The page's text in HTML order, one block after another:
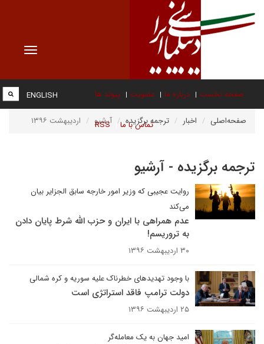
Toggle
صفحه نخست درباره ما عضویت پیوند ها
تماس با ما RSS
ENGLISH
صفحه‌اصلی اخبار ترجمه برگزیده آرشیو اردیبهشت ۱۳۹۶
ترجمه برگزیده - آرشیو
روایت عجیبی که وزیر امور خارجه سابق الجزایر بیان
می‌کند
عدم همراهی با ایران و حزب الله شرط پایان دادن
به تروریسم!
۳۰ اردیبهشت ۱۳۹۶
با وجود تهدیدهای خطرناک علیه سوریه و کره شمالی
دولت ترامپ فاقد استراتژی است
۲۵ اردیبهشت ۱۳۹۶
امید جهان به یک معامله‌گر